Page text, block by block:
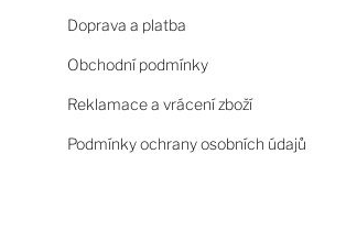
Doprava a platba
Obchodní podmínky
Reklamace a vrácení zboží
Podmínky ochrany osobních údajů